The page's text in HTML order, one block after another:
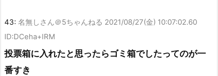
43: 名無しさん＠5ちゃんねる 2021/08/27(金) 10:07:02.60
ID:DCeha+lRM
投票箱に入れたと思ったらゴミ箱でしたってのが一
番すき